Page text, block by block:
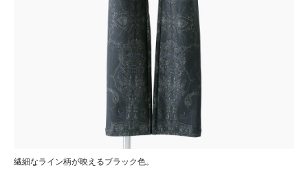
繊細なライン柄が映えるブラック色。